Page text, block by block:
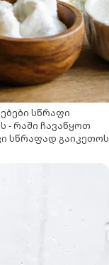
სწრაფი
- რაში ჩავაწყოთ
სწრაფად გაიკეთოს